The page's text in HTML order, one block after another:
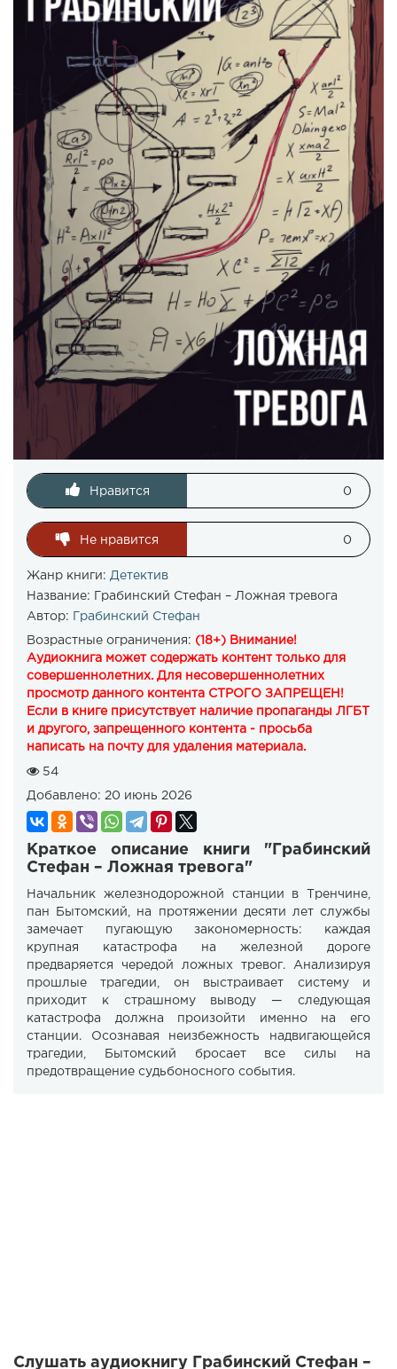
Нравится 0
Не нравится 0
Жанр книги: Детектив
Название: Грабинский Стефан – Ложная тревога
Автор:
Грабинский Стефан
Возрастные ограничения: (18+) Внимание!
Аудиокнига может содержать контент только для
совершеннолетних. Для несовершеннолетних
просмотр данного контента СТРОГО ЗАПРЕЩЕН!
Если в книге присутствует наличие пропаганды ЛГБТ
и другого, запрещенного контента - просьба
написать на почту для удаления материала.
54
Добавлено: 20 июнь 2026
Краткое описание книги "Грабинский
Стефан – Ложная тревога"
Начальник железнодорожной станции в Тренчине,
пан Бытомский, на протяжении десяти лет службы
замечает пугающую закономерность: каждая
крупная катастрофа на железной дороге
предваряется чередой ложных тревог. Анализируя
прошлые трагедии, он выстраивает систему и
приходит к страшному выводу — следующая
катастрофа должна произойти именно на его
станции. Осознавая неизбежность надвигающейся
трагедии, Бытомский бросает все силы на
предотвращение судьбоносного события.
Слушать аудиокнигу Грабинский Стефан –